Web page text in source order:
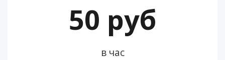
50 руб
в час